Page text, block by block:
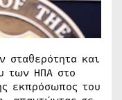
σταθερότητα και
των ΗΠΑ στο
εκπρόσωπος του